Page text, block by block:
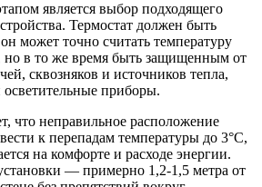
является выбор подходящего
Термостат должен быть
может точно считать температуру
но в то же время быть защищенным от
сквозняков и источников тепла,
осветительные приборы.
что неправильное расположение
к перепадам температуры до 3°C,
на комфорте и расходе энергии.
— примерно 1,2-1,5 метра от